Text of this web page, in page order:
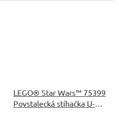
LEGO® Star Wars™ 75399
Povstalecká stíhačka U-